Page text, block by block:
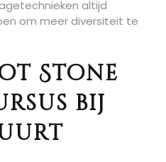
altijd
om meer diversiteit te
Stone
bij